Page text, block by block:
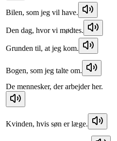
Bilen, som jeg vil have.
Den dag, hvor vi mødtes.
Grunden til, at jeg kom.
Bogen, som jeg talte om.
De mennesker, der arbejder her.
Kvinden, hvis søn er læge.